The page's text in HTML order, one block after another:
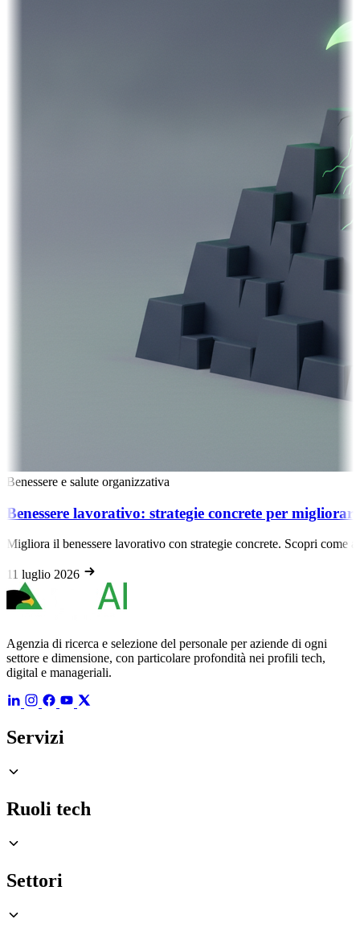
Benessere e salute organizzativa
Benessere lavorativo: strategie concrete per
Migliora il benessere lavorativo con strategie concrete. Scopri come
11 luglio 2026
Agenzia di ricerca e selezione del personale per aziende di ogni
settore e dimensione, con particolare profondità nei profili tech,
digital e manageriali.
Servizi
Ruoli tech
Settori